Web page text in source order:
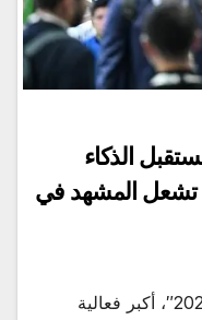
نورث ستار 2024: مستقبل الذكاء
تشعل المشهد في
شهد معرض “إكسباند نورث ستار 2024″، أكبر فعالية